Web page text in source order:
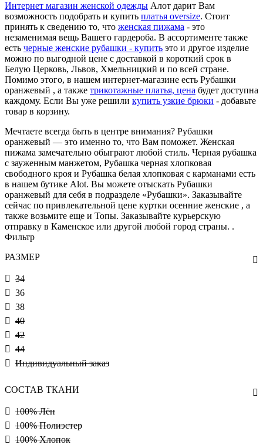
Интернет магазин женской одежды Алот дарит Вам
возможность подобрать и купить платья oversize. Стоит
принять к сведению то, что женская пижама - это
незаменимая вещь Вашего гардероба. В ассортименте также
есть черные женские рубашки - купить это и другое изделие
можно по выгодной цене с доставкой в короткий срок в
Белую Церковь, Львов, Хмельницкий и по всей стране.
Помимо этого, в нашем интернет-магазине есть Рубашки
оранжевый , а также трикотажные платья, цена будет доступна
каждому. Если Вы уже решили купить узкие брюки - добавьте
товар в корзину.
Мечтаете всегда быть в центре внимания? Рубашки
оранжевый — это именно то, что Вам поможет. Женская
пижама замечательно обыграют любой стиль. Черная рубашка
с зауженным манжетом, Рубашка черная хлопковая
свободного кроя и Рубашка белая хлопковая с карманами есть
в нашем бутике Alot. Вы можете отыскать Рубашки
оранжевый для себя в подразделе «Рубашки». Заказывайте
сейчас по привлекательной цене куртки осенние женские , а
также возьмите еще и Топы. Заказывайте курьерскую
отправку в Каменское или другой любой город страны. .
Фильтр
РАЗМЕР
34
36
38
40
42
44
Индивидуальный заказ
СОСТАВ ТКАНИ
100% Лён
100% Полиэстер
100% Хлопок